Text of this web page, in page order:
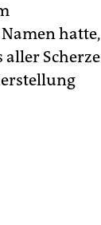
hatte,
aller Scherze